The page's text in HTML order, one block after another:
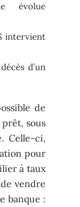
évolue
intervient
d’un
de
sous
Celle-ci,
pour
à taux
vendre
banque :